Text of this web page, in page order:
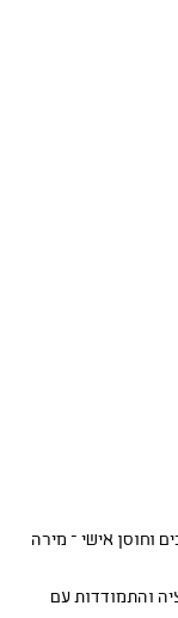
וחוסן אישי – מירה
והתמודדות עם